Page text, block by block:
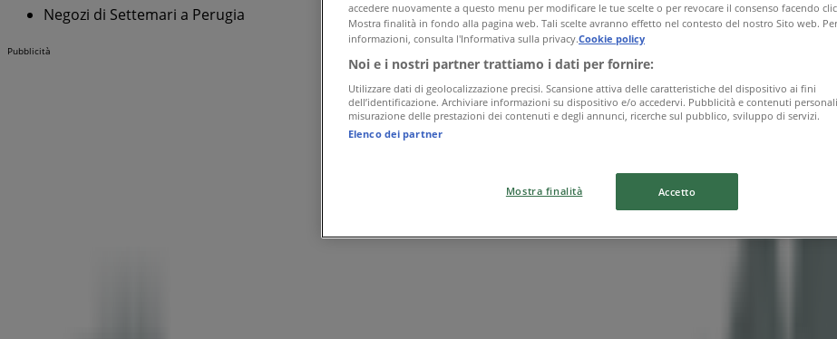
Negozi di Settemari a Perugia
Pubblicità
accedere nuovamente a questo menu per modificare le tue scelte o per revocare il consenso facendo
Mostra finalità in fondo alla pagina web. Tali scelte avranno effetto nel contesto del nostro Sito web.
informazioni, consulta l'Informativa sulla privacy.Cookie policy
Noi e i nostri partner trattiamo i dati per fornire:
Utilizzare dati di geolocalizzazione precisi. Scansione attiva delle caratteristiche del dispositivo ai fini
dell’identificazione. Archiviare informazioni su dispositivo e/o accedervi. Pubblicità e contenuti
misurazione delle prestazioni dei contenuti e degli annunci, ricerche sul pubblico, sviluppo di servizi.
Elenco dei partner
Mostra finalità Accetto